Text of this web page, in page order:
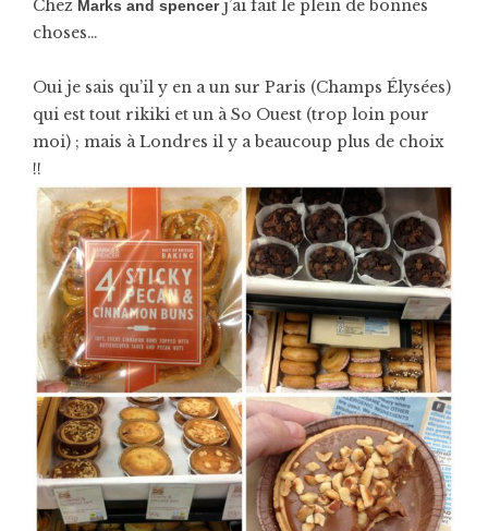
Chez Marks and spencerj’ai fait le plein de bonnes
choses…
Oui je sais qu’il y en a un sur Paris (Champs Élysées)
qui est tout rikiki et un à So Ouest (trop loin pour
moi) ; mais à Londres il y a beaucoup plus de choix
!!